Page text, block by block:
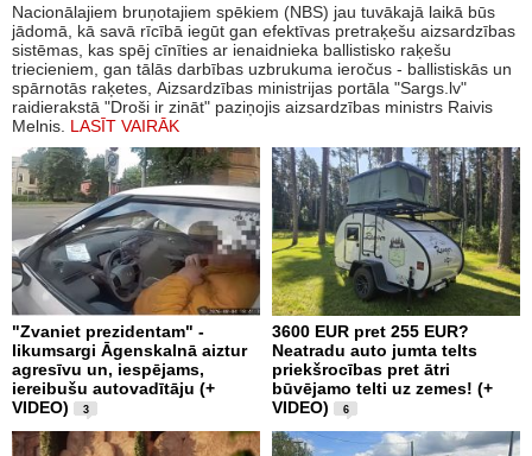
Nacionālajiem bruņotajiem spēkiem (NBS) jau tuvākajā laikā būs
jādomā, kā savā rīcībā iegūt gan efektīvas pretraķešu aizsardzības
sistēmas, kas spēj cīnīties ar ienaidnieka ballistisko raķešu
triecieniem, gan tālās darbības uzbrukuma ieročus - ballistiskās un
spārnotās raķetes, Aizsardzības ministrijas portāla "Sargs.lv"
raidierakstā "Droši ir zināt" paziņojis aizsardzības ministrs Raivis
Melnis. LASĪT VAIRĀK
"Zvaniet prezidentam" -
likumsargi Āgenskalnā aiztur
agresīvu un, iespējams,
iereibušu autovadītāju (+
VIDEO)
3
3600 EUR pret 255 EUR?
Neatradu auto jumta telts
priekšrocības pret ātri
būvējamo telti uz zemes! (+
VIDEO)
6